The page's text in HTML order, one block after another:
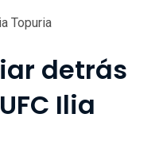
detrás
Ilia